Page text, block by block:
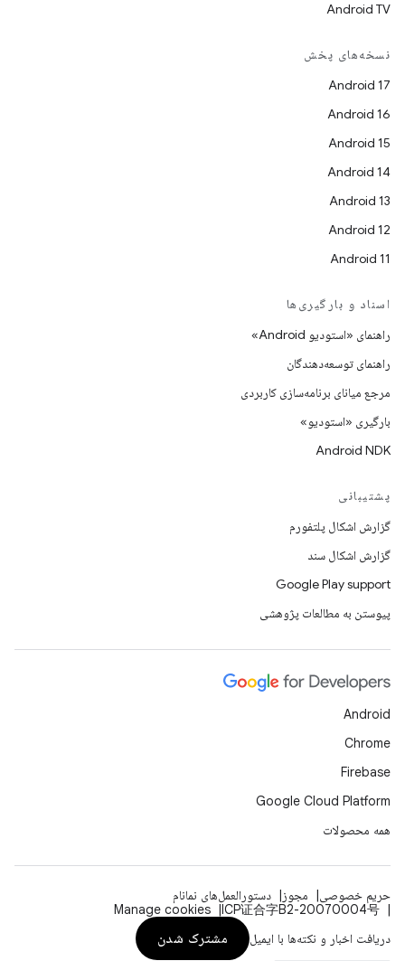
Android TV
نسخه‌های پخش
Android 17
Android 16
Android 15
Android 14
Android 13
Android 12
Android 11
اسناد و بارگیری‌ها
راهنمای «استودیو Android»
راهنمای توسعه‌دهندگان
مرجع میانای برنامه‌سازی کاربردی
بارگیری «استودیو»
Android NDK
پشتیبانی
گزارش اشکال پلتفورم
گزارش اشکال سند
Google Play support
پیوستن به مطالعات پژوهشی
Android
Chrome
Firebase
Google Cloud Platform
همه محصولات
حریم خصوصی مجوز
دستورالعمل‌های نمانام
ICP证合字B2-20070004号
Manage cookies
دریافت اخبار و نکته‌ها با ایمیل
مشترک شدن